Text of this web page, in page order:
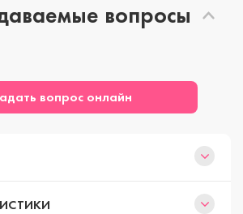
вопросы
вопрос онлайн